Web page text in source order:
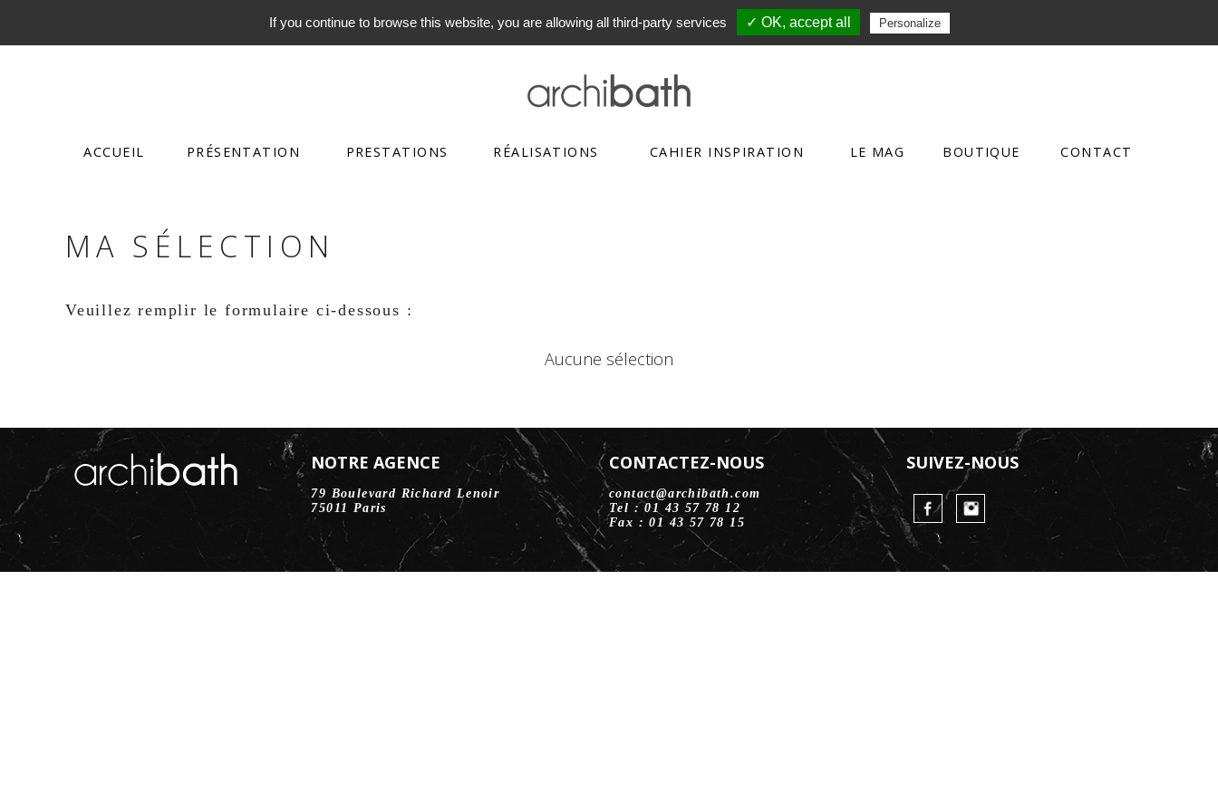
If you continue to browse this website, you are allowing all third-party services ✓ OK, accept all Personalize
ACCUEIL PRÉSENTATION PRESTATIONS RÉALISATIONS CAHIER INSPIRATION LE MAG BOUTIQUE CONTACT
MA SÉLECTION
Veuillez remplir le formulaire ci-dessous :
Aucune sélection
NOTRE AGENCE
79 Boulevard Richard Lenoir
75011 Paris
CONTACTEZ-NOUS
contact@archibath.com
Tel : 01 43 57 78 12
Fax : 01 43 57 78 15
SUIVEZ-NOUS
FaceBook